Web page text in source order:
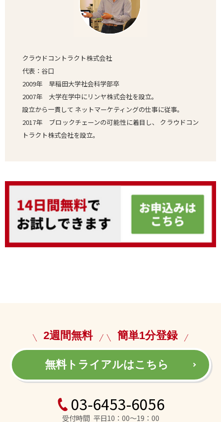
クラウドコントラクト株式会社
代表：谷口
2009年 早稲田大学社会科学部卒
2007年 大学在学中にリンヤ株式会社を設立。
設立から一貫して ネットマーケティングの仕事に従事。
2017年 ブロックチェーンの可能性に着目し、 クラウドコン
トラクト株式会社を設立。
2週間無料 簡単1分登録
無料トライアルはこちら
03-6453-6056
受付時間 平日10：00～19：00